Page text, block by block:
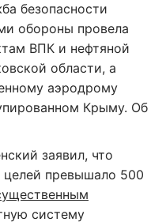
безопасности
обороны провела
ВПК и нефтяной
области, а
аэродрому
Крыму. Об
заявил, что
превышало 500
систему